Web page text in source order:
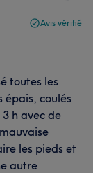
Avis vérifié
toutes les
épais, coulés
h avec de
les pieds et
autre